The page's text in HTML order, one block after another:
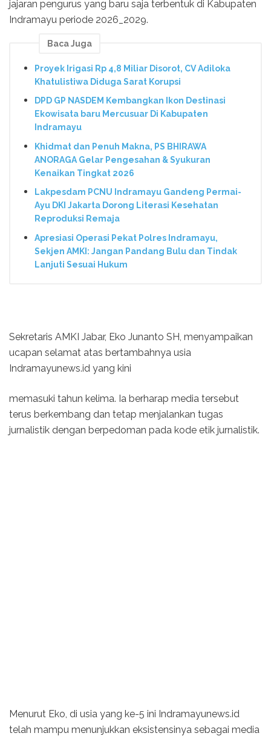
jajaran pengurus yang baru saja terbentuk di Kabupaten
Indramayu periode 2026_2029.
Baca Juga
Proyek Irigasi Rp 4,8 Miliar Disorot, CV Adiloka
Khatulistiwa Diduga Sarat Korupsi
DPD GP NASDEM Kembangkan Ikon Destinasi
Ekowisata baru Mercusuar Di Kabupaten
Indramayu
Khidmat dan Penuh Makna, PS BHIRAWA
ANORAGA Gelar Pengesahan & Syukuran
Kenaikan Tingkat 2026
Lakpesdam PCNU Indramayu Gandeng Permai-
Ayu DKI Jakarta Dorong Literasi Kesehatan
Reproduksi Remaja
Apresiasi Operasi Pekat Polres Indramayu,
Sekjen AMKI: Jangan Pandang Bulu dan Tindak
Lanjuti Sesuai Hukum
Sekretaris AMKI Jabar, Eko Junanto SH, menyampaikan
ucapan selamat atas bertambahnya usia
Indramayunews.id yang kini
memasuki tahun kelima. Ia berharap media tersebut
terus berkembang dan tetap menjalankan tugas
jurnalistik dengan berpedoman pada kode etik jurnalistik.
Menurut Eko, di usia yang ke-5 ini Indramayunews.id
telah mampu menunjukkan eksistensinya sebagai media